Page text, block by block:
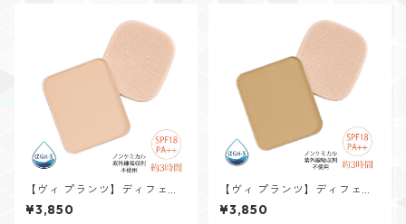
【ヴィ プランツ】ディフェン
サー用リフィル(パフ付)ノーマ
ル ナチュラル
¥3,850
【ヴィ プランツ】ディフェン
サー用リフィル(パフ付)しっと
り オークル
¥3,850